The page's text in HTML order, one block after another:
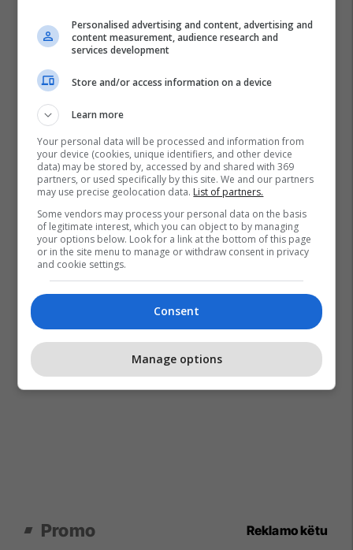
Promo Reklamo këtu
Personalised advertising and content, advertising and
content measurement, audience research and
services development
Store and/or access information on a device
Learn more
Your personal data will be processed and information from
your device (cookies, unique identifiers, and other device
data) may be stored by, accessed by and shared with 369
partners, or used specifically by this site. We and our partners
may use precise geolocation data. List of partners.
Some vendors may process your personal data on the basis
of legitimate interest, which you can object to by managing
your options below. Look for a link at the bottom of this page
or in the site menu to manage or withdraw consent in privacy
and cookie settings.
Consent
Manage options